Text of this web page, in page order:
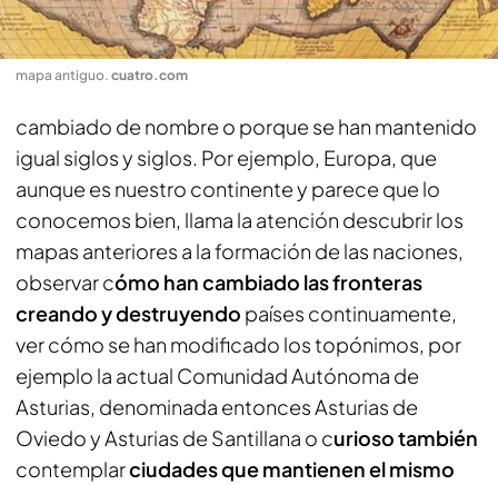
mapa antiguo. cuatro.com
cambiado de nombre o porque se han mantenido
igual siglos y siglos. Por ejemplo, Europa, que
aunque es nuestro continente y parece que lo
conocemos bien, llama la atención descubrir los
mapas anteriores a la formación de las naciones,
observar cómo han cambiado las fronteras
creando y destruyendo países continuamente,
ver cómo se han modificado los topónimos, por
ejemplo la actual Comunidad Autónoma de
Asturias, denominada entonces Asturias de
Oviedo y Asturias de Santillana o curioso también
contemplarciudades que mantienen el mismo